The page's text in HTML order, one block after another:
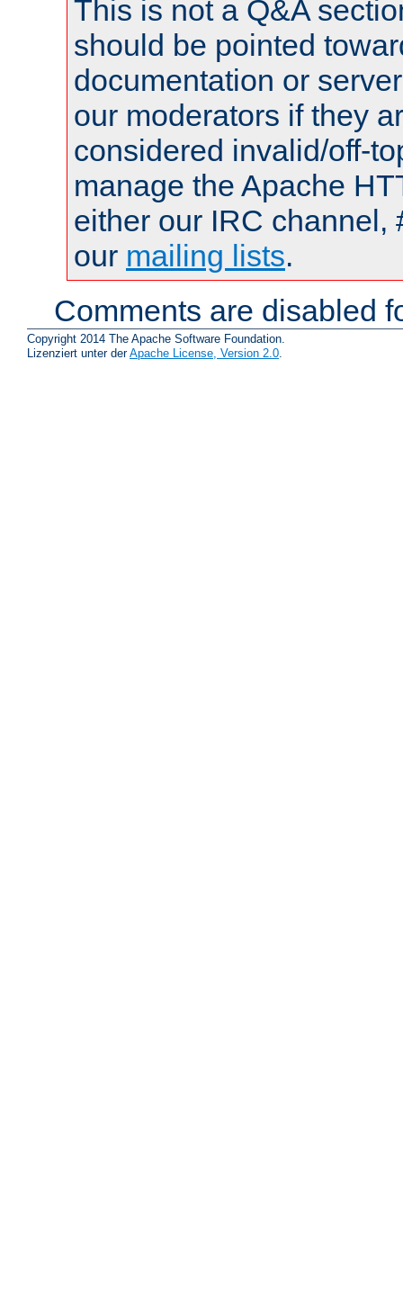
This is not a Q&A
should be pointed
documentation or
our moderators if they
considered invalid/off-
manage the Apache
either our IRC channel,
our mailing lists.
Comments are disabled
Copyright 2014 The Apache Software Foundation.
Lizenziert unter derApache License, Version 2.0.